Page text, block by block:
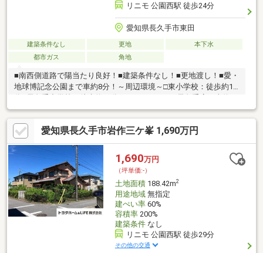
リニモ 公園西駅 徒歩24分
愛知県長久手市東田
建築条件なし 更地
本下水
都市ガス
角地
■南西側道路で陽当たり良好！■建築条件なし！■更地渡し！■愛・
地球博記念公園まで車約8分！～周辺環境～□東小学校：徒歩約18
分□長久手中学校：徒歩約25分□イオンスタイル長久手店：車約10
分□セブンイレブン長久手前熊寺田店：徒歩約19分□愛・地球博記
念公園：車約8分
愛知県長久手市岩作三ケ峯 1,690万円
1,690万円
（坪単価:-）
土地面積188.42m2
用途地域無指定
建ぺい率60%
容積率200%
建築条件なし
リニモ 公園西駅 徒歩29分
その他の交通